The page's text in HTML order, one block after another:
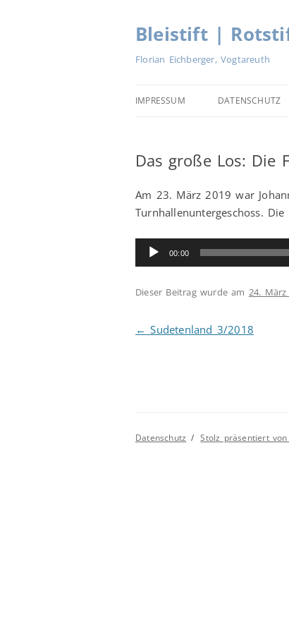
springen
Bleistift |
Florian Eichberger, Vogtareuth
IMPRESSUM DATENSCHUTZ
Das große Los: Die
Am 23. März 2019 war
Turnhallenuntergeschoss.
Audio-
Player
00:00
Dieser Beitrag wurde am 24. März
Beitragsnavigation
← Sudetenland 3/2018
Datenschutz Stolz präsentiert von